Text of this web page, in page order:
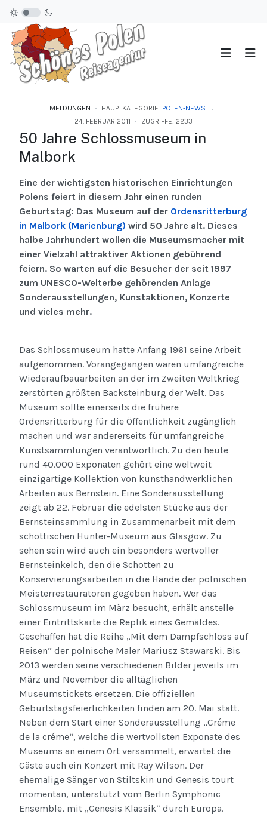
MELDUNGEN HAUPTKATEGORIE: POLEN-NEWS
24. FEBRUAR 2011
ZUGRIFFE: 2233
50 Jahre Schlossmuseum in
Malbork
Eine der wichtigsten historischen Einrichtungen
Polens feiert in diesem Jahr einen runden
Geburtstag: Das Museum auf der Ordensritterburg
in Malbork (Marienburg) wird 50 Jahre alt. Dieses
halbe Jahrhundert wollen die Museumsmacher mit
einer Vielzahl attraktiver Aktionen gebührend
feiern. So warten auf die Besucher der seit 1997
zum UNESCO-Welterbe gehörenden Anlage
Sonderausstellungen, Kunstaktionen, Konzerte
und vieles mehr.
Das Schlossmuseum hatte Anfang 1961 seine Arbeit
aufgenommen. Vorangegangen waren umfangreiche
Wiederaufbauarbeiten an der im Zweiten Weltkrieg
zerstörten größten Backsteinburg der Welt. Das
Museum sollte einerseits die frühere
Ordensritterburg für die Öffentlichkeit zugänglich
machen und war andererseits für umfangreiche
Kunstsammlungen verantwortlich. Zu den heute
rund 40.000 Exponaten gehört eine weltweit
einzigartige Kollektion von kunsthandwerklichen
Arbeiten aus Bernstein. Eine Sonderausstellung
zeigt ab 22. Februar die edelsten Stücke aus der
Bernsteinsammlung in Zusammenarbeit mit dem
schottischen Hunter-Museum aus Glasgow. Zu
sehen sein wird auch ein besonders wertvoller
Bernsteinkelch, den die Schotten zu
Konservierungsarbeiten in die Hände der polnischen
Meisterrestauratoren gegeben haben. Wer das
Schlossmuseum im März besucht, erhält anstelle
einer Eintrittskarte die Replik eines Gemäldes.
Geschaffen hat die Reihe „Mit dem Dampfschloss auf
Reisen“ der polnische Maler Mariusz Stawarski. Bis
2013 werden seine verschiedenen Bilder jeweils im
März und November die alltäglichen
Museumstickets ersetzen. Die offiziellen
Geburtstagsfeierlichkeiten finden am 20. Mai statt.
Neben dem Start einer Sonderausstellung „Créme
de la créme“, welche die wertvollsten Exponate des
Museums an einem Ort versammelt, erwartet die
Gäste auch ein Konzert mit Ray Wilson. Der
ehemalige Sänger von Stiltskin und Genesis tourt
momentan, unterstützt vom Berlin Symphonic
Ensemble, mit „Genesis Klassik“ durch Europa.